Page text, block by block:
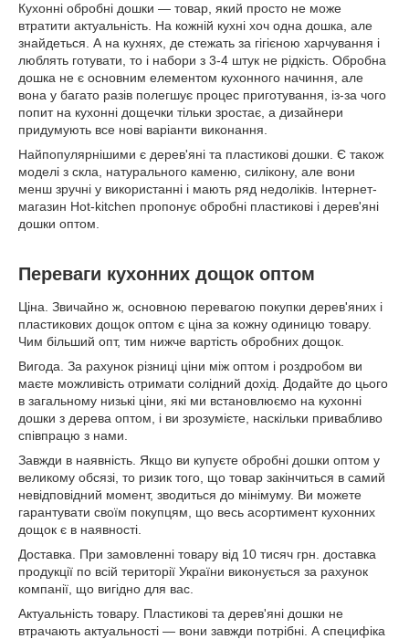
Кухонні обробні дошки — товар, який просто не може
втратити актуальність. На кожній кухні хоч одна дошка, але
знайдеться. А на кухнях, де стежать за гігієною харчування і
люблять готувати, то і набори з 3-4 штук не рідкість. Обробна
дошка не є основним елементом кухонного начиння, але
вона у багато разів полегшує процес приготування, із-за чого
попит на кухонні дощечки тільки зростає, а дизайнери
придумують все нові варіанти виконання.
Найпопулярнішими є дерев'яні та пластикові дошки. Є також
моделі з скла, натурального каменю, силікону, але вони
менш зручні у використанні і мають ряд недоліків. Інтернет-
магазин Hot-kitchen пропонує обробні пластикові і дерев'яні
дошки оптом.
Переваги кухонних дощок оптом
Ціна. Звичайно ж, основною перевагою покупки дерев'яних і
пластикових дощок оптом є ціна за кожну одиницю товару.
Чим більший опт, тим нижче вартість обробних дощок.
Вигода. За рахунок різниці ціни між оптом і роздробом ви
маєте можливість отримати солідний дохід. Додайте до цього
в загальному низькі ціни, які ми встановлюємо на кухонні
дошки з дерева оптом, і ви зрозумієте, наскільки привабливо
співпрацю з нами.
Завжди в наявність. Якщо ви купуєте обробні дошки оптом у
великому обсязі, то ризик того, що товар закінчиться в самий
невідповідний момент, зводиться до мінімуму. Ви можете
гарантувати своїм покупцям, що весь асортимент кухонних
дощок є в наявності.
Доставка. При замовленні товару від 10 тисяч грн. доставка
продукції по всій території України виконується за рахунок
компанії, що вигідно для вас.
Актуальність товару. Пластикові та дерев'яні дошки не
втрачають актуальності — вони завжди потрібні. А специфіка